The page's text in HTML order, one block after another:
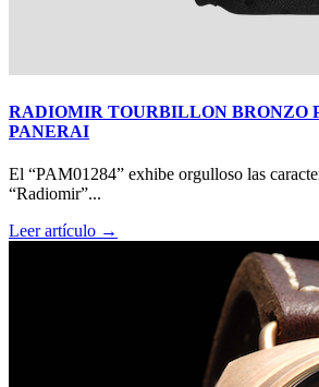
RADIOMIR TOURBILLON BRONZO
PANERAI
El “PAM01284” exhibe orgulloso las
“Radiomir”...
Leer artículo →